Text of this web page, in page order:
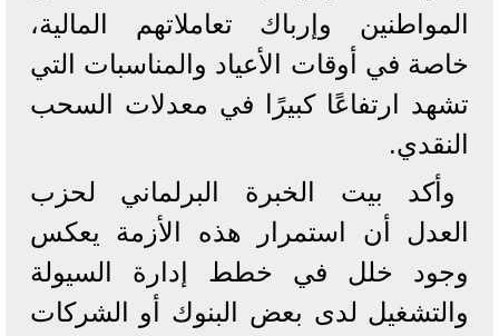
المواطنين وإرباك تعاملاتهم المالية،
خاصة في أوقات الأعياد والمناسبات التي
تشهد ارتفاعًا كبيرًا في معدلات السحب
النقدي.
وأكد بيت الخبرة البرلماني لحزب
العدل أن استمرار هذه الأزمة يعكس
وجود خلل في خطط إدارة السيولة
والتشغيل لدى بعض البنوك أو الشركات